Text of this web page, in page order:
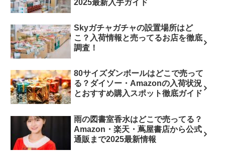
2025最新入手ガイド
Skyガチャガチャの設置場所はど
こ？入荷情報と売ってるお店を徹底
調査！
80サイズダンボールはどこで売って
る？ダイソー・Amazonの入荷状況
とおすすめ購入スポット徹底ガイド
雨の図書室香水はどこで売ってる？
Amazon・楽天・蔦屋書店から公式
通販まで2025最新情報